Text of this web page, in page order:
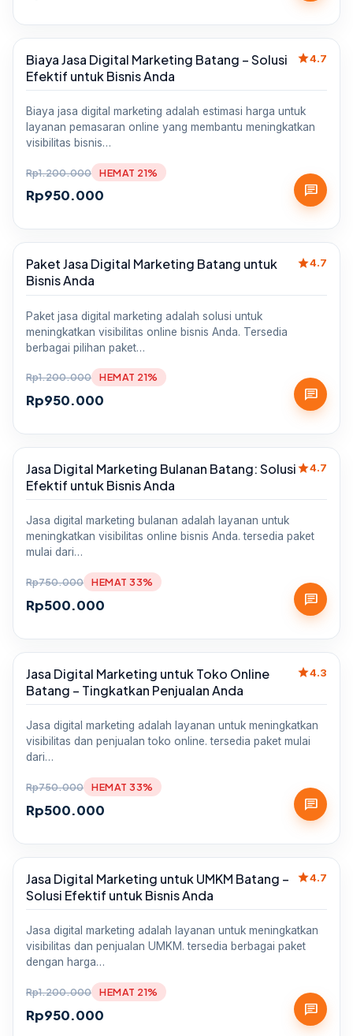
Sale
Biaya Jasa Digital Marketing Batang – Solusi
Efektif untuk Bisnis Anda
star4.7
Biaya jasa digital marketing adalah estimasi harga untuk
layanan pemasaran online yang membantu meningkatkan
visibilitas bisnis…
Rp1.200.000
Rp950.000
HEMAT 21%
chat
Sale
Paket Jasa Digital Marketing Batang untuk
Bisnis Anda
star4.7
Paket jasa digital marketing adalah solusi untuk
meningkatkan visibilitas online bisnis Anda. Tersedia
berbagai pilihan paket…
Rp1.200.000
Rp950.000
HEMAT 21%
chat
Sale
Jasa Digital Marketing Bulanan Batang: Solusi
Efektif untuk Bisnis Anda
star4.7
Jasa digital marketing bulanan adalah layanan untuk
meningkatkan visibilitas online bisnis Anda. tersedia paket
mulai dari…
Rp750.000
Rp500.000
HEMAT 33%
chat
Sale
Jasa Digital Marketing untuk Toko Online
Batang – Tingkatkan Penjualan Anda
star4.3
Jasa digital marketing adalah layanan untuk meningkatkan
visibilitas dan penjualan toko online. tersedia paket mulai
dari…
Rp750.000
Rp500.000
HEMAT 33%
chat
Sale
Jasa Digital Marketing untuk UMKM Batang –
Solusi Efektif untuk Bisnis Anda
star4.7
Jasa digital marketing adalah layanan untuk meningkatkan
visibilitas dan penjualan UMKM. tersedia berbagai paket
dengan harga…
Rp1.200.000
Rp950.000
HEMAT 21%
chat